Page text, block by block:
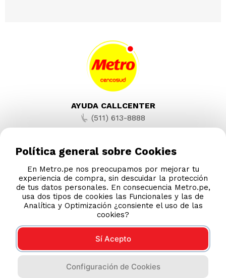
¿Qué hace que nuestra colección de
Refrigeradores destaque?
La colección deRefrigeradores deMetro.pe
se distingue por su amplia variedad de
Política general sobre Cookies
En Metro.pe nos preocupamos por mejorar tu
experiencia de compra, sin descuidar la protección
de tus datos personales. En consecuencia Metro.pe,
usa dos tipos de cookies las Funcionales y las de
Analítica y Optimización ¿consiente el uso de las
cookies?
Sí Acepto
Configuración de Cookies